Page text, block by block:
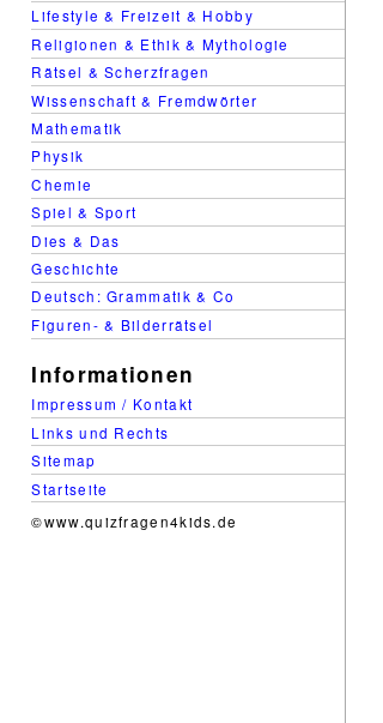
Lifestyle & Freizeit & Hobby
Religionen & Ethik & Mythologie
Rätsel & Scherzfragen
Wissenschaft & Fremdwörter
Mathematik
Physik
Chemie
Spiel & Sport
Dies & Das
Geschichte
Deutsch: Grammatik & Co
Figuren- & Bilderrätsel
Informationen
Impressum / Kontakt
Links und Rechts
Sitemap
Startseite
©www.quizfragen4kids.de